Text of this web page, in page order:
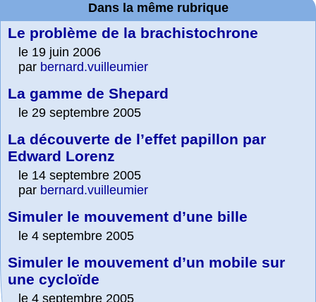
Dans la même rubrique
Le problème de la brachistochrone
le 19 juin 2006
par bernard.vuilleumier
La gamme de Shepard
le 29 septembre 2005
La découverte de l’effet papillon par
Edward Lorenz
le 14 septembre 2005
par bernard.vuilleumier
Simuler le mouvement d’une bille
le 4 septembre 2005
Simuler le mouvement d’un mobile sur
une cycloïde
le 4 septembre 2005